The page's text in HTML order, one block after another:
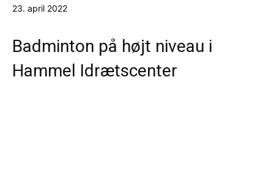
23. april 2022
Badminton på højt niveau i
Hammel Idrætscenter